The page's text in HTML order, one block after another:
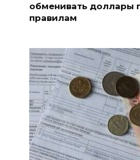
обменивать доллары
правилам